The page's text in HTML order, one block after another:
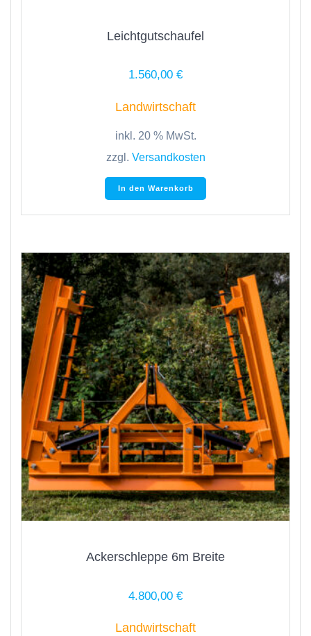
Leichtgutschaufel
1.560,00 €
Landwirtschaft
inkl. 20 % MwSt.
zzgl. Versandkosten
In den Warenkorb
Ackerschleppe 6m Breite
4.800,00 €
Landwirtschaft